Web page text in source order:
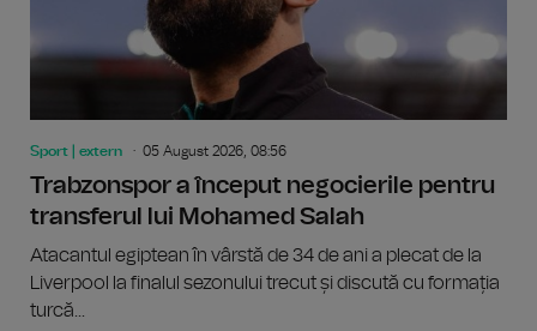
Sport | extern 05 August 2026, 08:56
Trabzonspor a început negocierile pentru
transferul lui Mohamed Salah
Atacantul egiptean în vârstă de 34 de ani a plecat de la
Liverpool la finalul sezonului trecut și discută cu formația
turcă...